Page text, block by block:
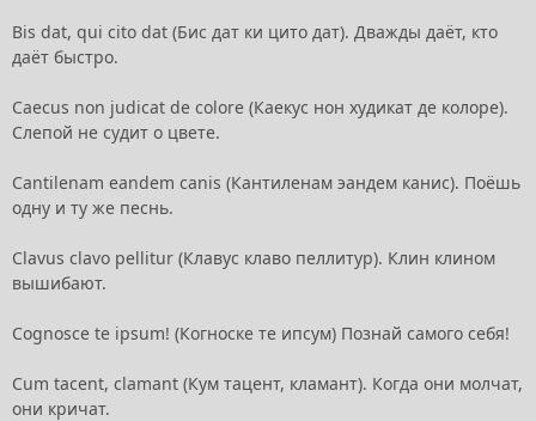
Bis dat, qui cito dat (Бис дат ки цито дат). Дважды даёт, кто
даёт быстро.
Caecus non judicat de colore (Каекус нон худикат де колоре).
Слепой не судит о цвете.
Cantilenam eandem canis (Кантиленам эандем канис). Поёшь
одну и ту же песнь.
Clavus clavo pellitur (Клавус клаво пеллитур). Клин клином
вышибают.
Cognosce te ipsum! (Когноске те ипсум) Познай самого себя!
Cum tacent, clamant (Кум тацент, кламант). Когда они молчат,
они кричат.